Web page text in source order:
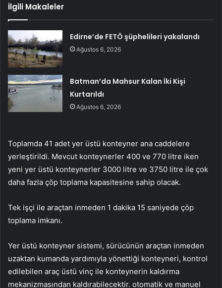
İlgili Makaleler
Edirne’de FETÖ şüphelileri yakalandı
Ağustos 6, 2026
Batman’da Mahsur Kalan İki Kişi
Kurtarıldı
Ağustos 6, 2026
Toplamda 41 adet yer üstü konteyner ana caddelere
yerleştirildi. Mevcut konteynerler 400 ve 770 litre iken
yeni yer üstü konteynerler 3000 litre ve 3750 litre ile çok
daha fazla çöp toplama kapasitesine sahip olacak.
Tek işçi ile araçtan inmeden 1 dakika 15 saniyede çöp
toplama imkanı.
Yer üstü konteyner sistemi, sürücünün araçtan inmeden
uzaktan kumanda yardımıyla yönettiği konteyneri, kontrol
edilebilen araç üstü vinç ile konteynerin kaldırma
mekanizmasından kaldırabilecektir. otomatik ve manuel